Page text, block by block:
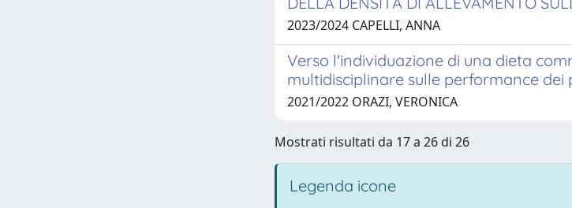
2023/2024 CAPELLI, ANNA
Verso l'individuazione di una dieta
multidisciplinare sulle performance dei
2021/2022 ORAZI, VERONICA
Mostrati risultati da 17 a 26 di 26
Legenda icone